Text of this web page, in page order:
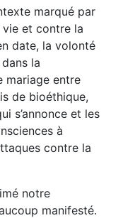
marqué par
et contre la
date, la volonté
la
mariage entre
de bioéthique,
s’annonce et les
à
contre la
notre
manifesté.